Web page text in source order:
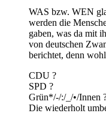
WAS bzw. WEN
werden die
gaben, was da mit
von deutschen
berichtet, denn
CDU ?
SPD ?
Grün*/-/:/_/•/Innen
Die wiederholt